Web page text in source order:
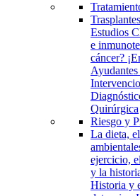
Estudios
e
cáncer?
Quirúrgica
Riesgo y
La dieta,
ejercicio,
y la
Historia y